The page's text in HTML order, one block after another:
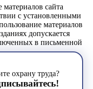
охрану труда?
сайта
с установленными
материалов
допускается
в письменной
сайта возможно
Пользовательским